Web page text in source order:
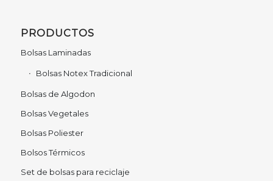
PRODUCTOS
Bolsas Laminadas
Bolsas Notex Tradicional
Bolsas de Algodon
Bolsas Vegetales
Bolsas Poliester
Bolsos Térmicos
Set de bolsas para reciclaje